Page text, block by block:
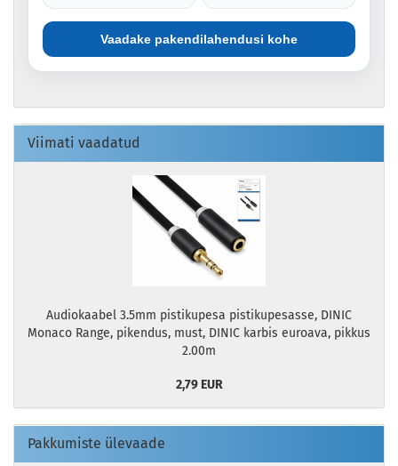
Vaadake pakendilahendusi kohe
Viimati vaadatud
Audiokaabel 3.5mm pistikupesa pistikupesasse, DINIC
Monaco Range, pikendus, must, DINIC karbis euroava, pikkus
2.00m
2,79 EUR
Pakkumiste ülevaade